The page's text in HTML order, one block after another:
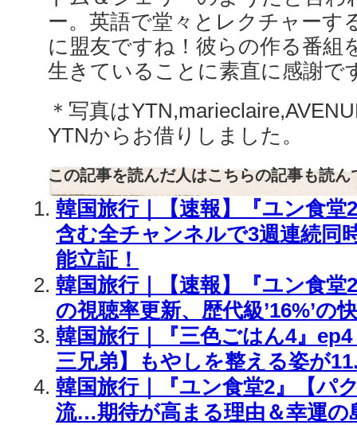
ー。英語で堂々とレクチャーす
に盟友ですね！彼らの作る番組
生きていることに素直に感謝で
＊写真は
YTNからお借りしました。
この記事を読んだ人はこちらの記事も読ん
韓国旅行｜【速報】『ユン食
含む全チャンネルで3週連続同
能立証！
韓国旅行｜【速報】『ユン食
の視聴率更新、歴代級’16%’の
韓国旅行｜『三色ごはん4』
三兄弟】もやしを整える姿が
韓国旅行｜『ユン食堂2』【パ
流…期待が高まる理由＆幸運の